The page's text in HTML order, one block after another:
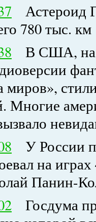
Астероид
780 тыс. км
В США, на
миров»,
Многие
У России
на
Панин-
Госдума